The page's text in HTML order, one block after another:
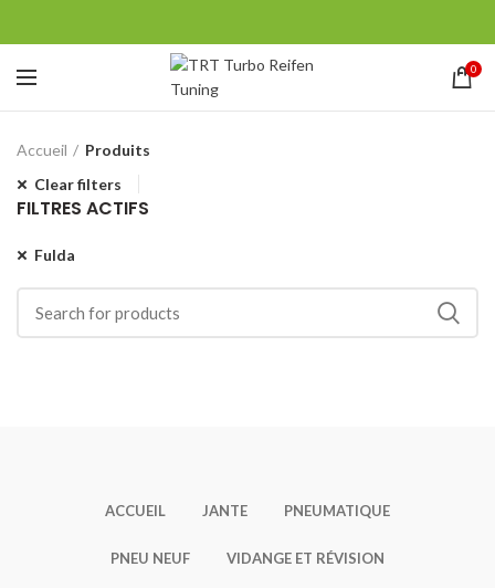
0
Accueil
Produits
Clear filters
FILTRES ACTIFS
Fulda
ACCUEIL JANTE PNEUMATIQUE
PNEU NEUF VIDANGE ET RÉVISION